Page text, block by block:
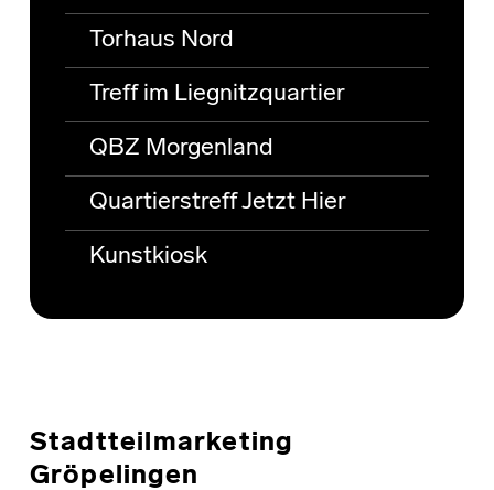
Torhaus Nord
Treff im Liegnitzquartier
QBZ Morgenland
Quartierstreff Jetzt Hier
Kunstkiosk
Stadtteilmarketing
Gröpelingen